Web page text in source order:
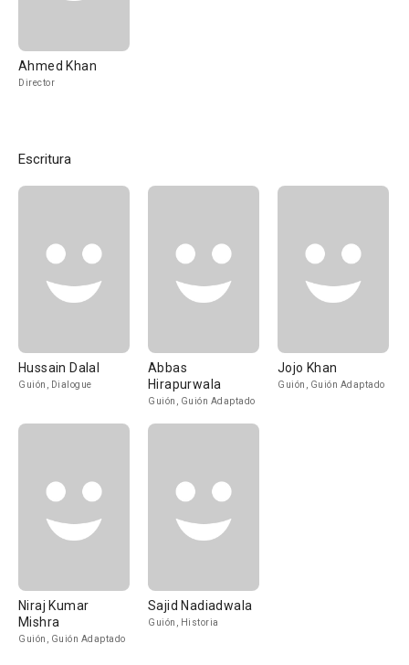
Ahmed Khan
Director
Escritura
Hussain Dalal
Guión, Dialogue
Abbas
Hirapurwala
Guión, Guión Adaptado
Jojo Khan
Guión, Guión Adaptado
Niraj Kumar
Mishra
Guión, Guión Adaptado
Sajid Nadiadwala
Guión, Historia